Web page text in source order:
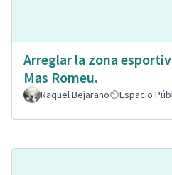
Arreglar la zona
Mas Romeu.
Raquel Bejarano Espacio